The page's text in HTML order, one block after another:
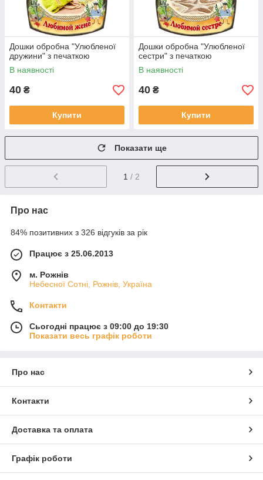
Дошки обробна "Улюбленої
дружини" з печаткою
В наявності
40 ₴
Купити
Дошки обробна "Улюбленої
сестри" з печаткою
В наявності
40 ₴
Купити
Показати ще
1 / 2
Про нас
84% позитивних з 326 відгуків за рік
Працює з 25.06.2013
м. Рожнів
Небесної Сотні, Рожнів, Україна
Контакти
Сьогодні працює з 09:00 до 19:30
Показати весь графік роботи
Про нас
Контакти
Доставка та оплата
Графік роботи